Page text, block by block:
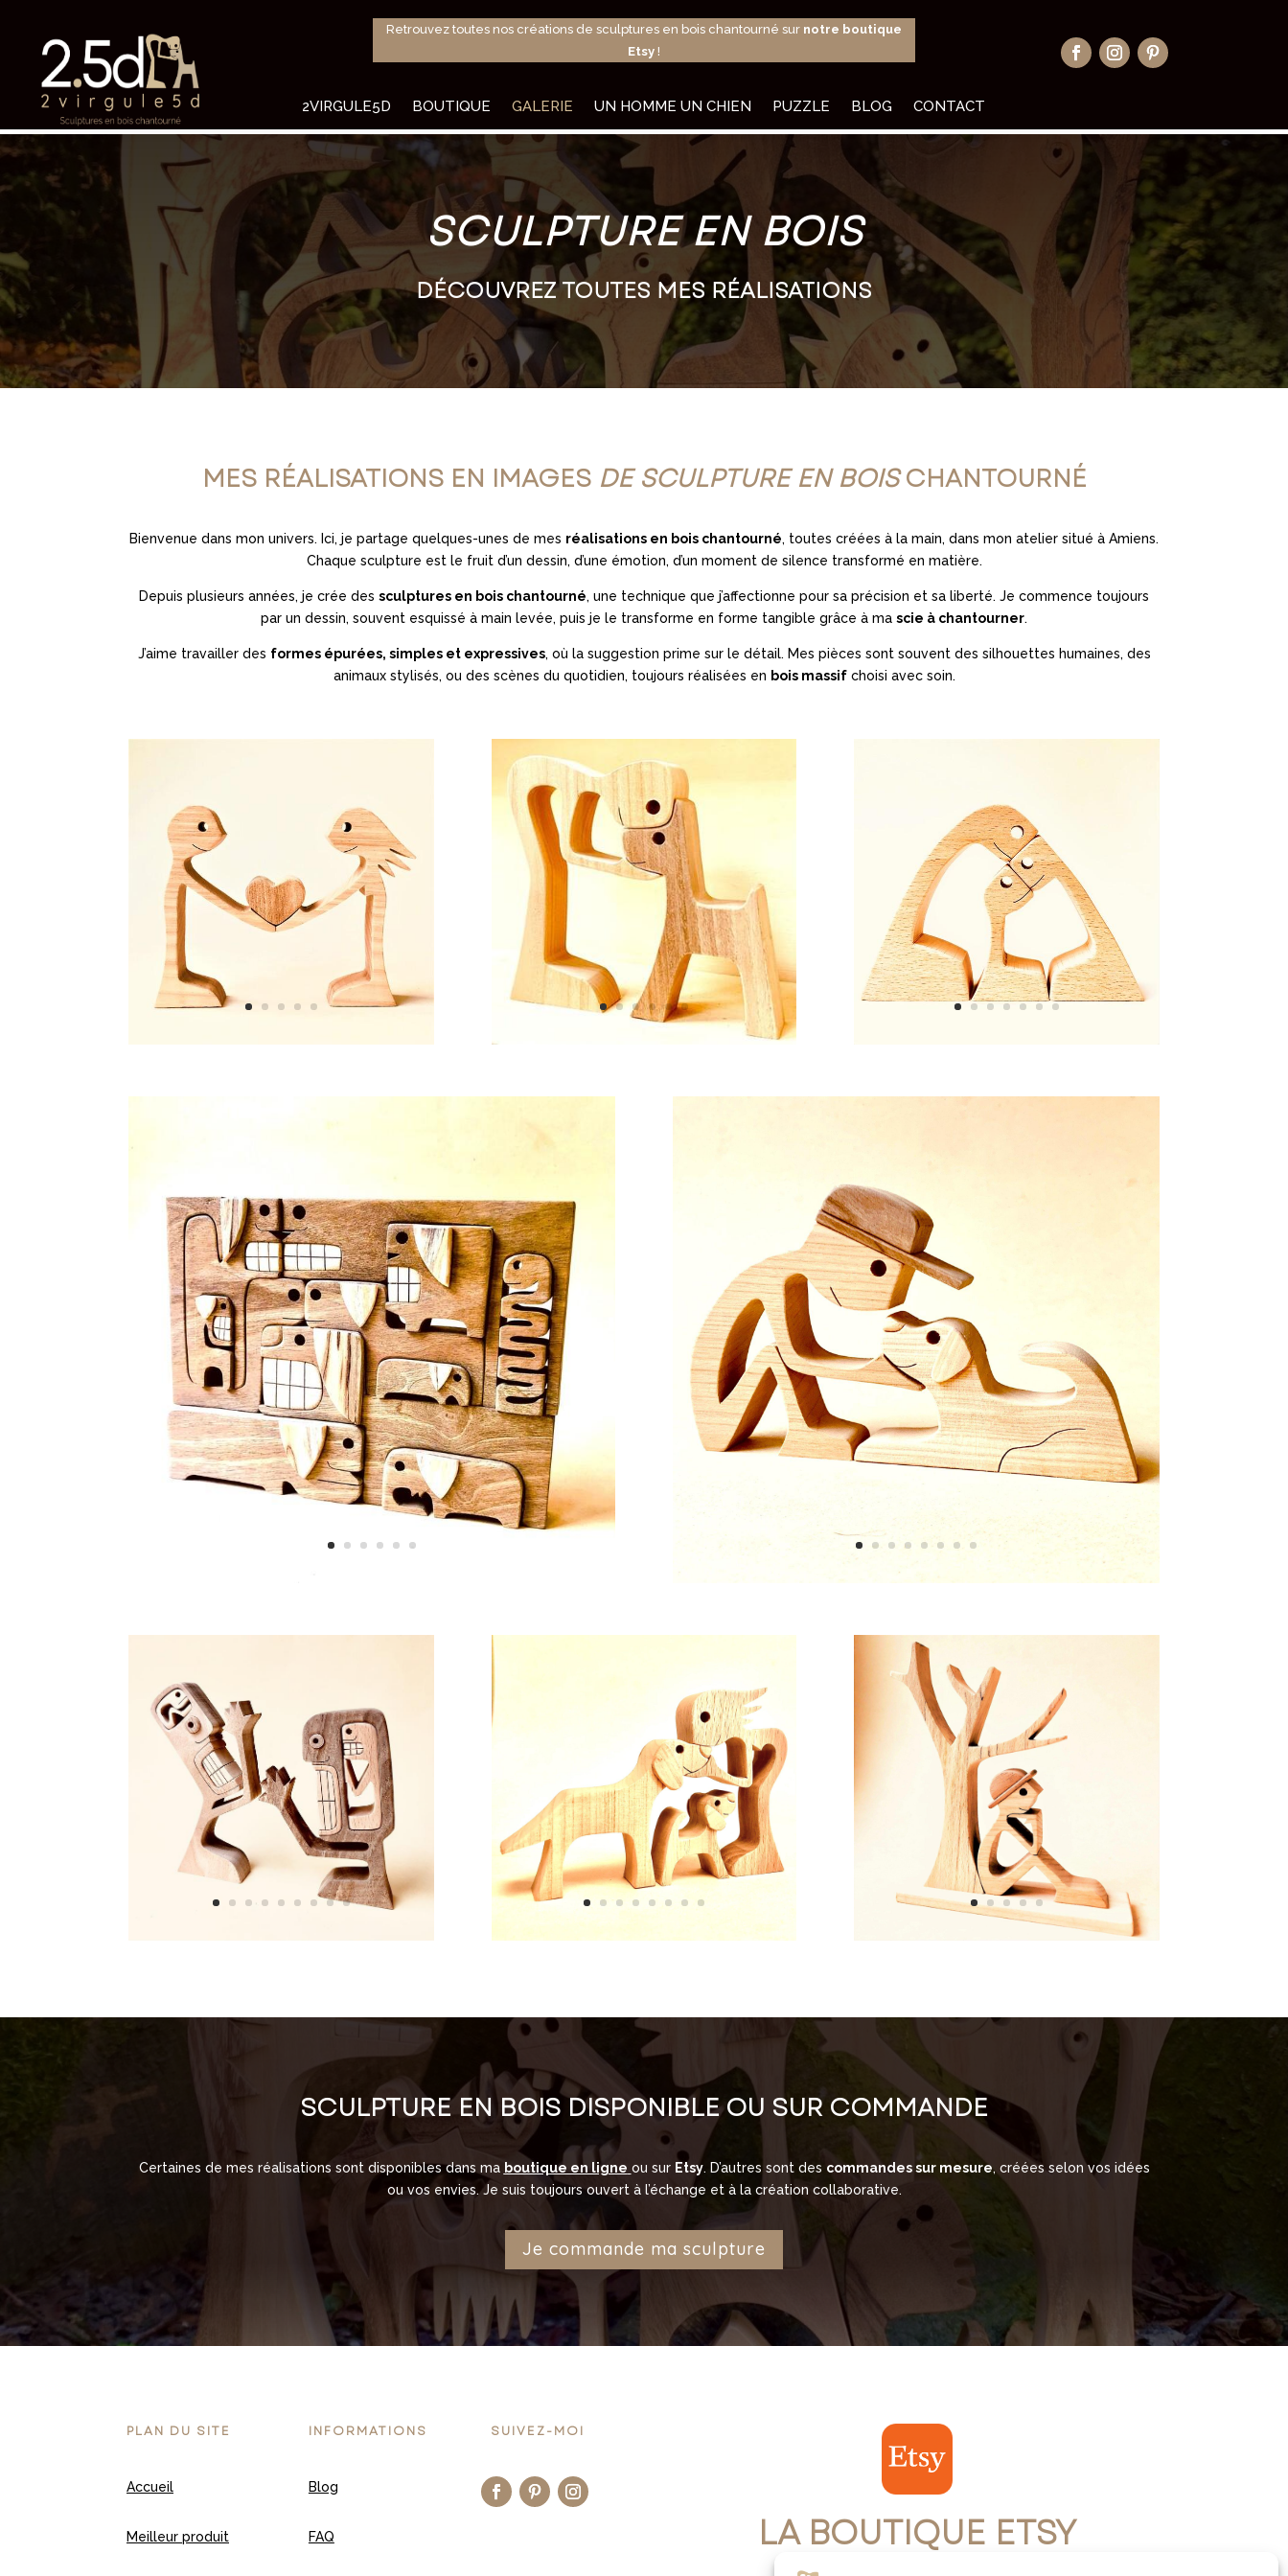
Retrouvez toutes nos créations de sculptures en bois chantourné sur notre boutique
Etsy !
2VIRGULE5D BOUTIQUE GALERIE UN HOMME UN CHIEN PUZZLE BLOG CONTACT
SCULPTURE EN BOIS
DÉCOUVREZ TOUTES MES RÉALISATIONS
MES RÉALISATIONS EN IMAGES DE SCULPTURE EN BOISCHANTOURNÉ
Bienvenue dans mon univers. Ici, je partage quelques-unes de mes réalisations en bois chantourné, toutes créées à la main, dans mon atelier situé à Amiens.
Chaque sculpture est le fruit d’un dessin, d’une émotion, d’un moment de silence transformé en matière.
Depuis plusieurs années, je crée des sculptures en bois chantourné, une technique que j’affectionne pour sa précision et sa liberté. Je commence toujours
par un dessin, souvent esquissé à main levée, puis je le transforme en forme tangible grâce à ma scie à chantourner.
J’aime travailler des formes épurées, simples et expressives, où la suggestion prime sur le détail. Mes pièces sont souvent des silhouettes humaines, des
animaux stylisés, ou des scènes du quotidien, toujours réalisées en bois massifchoisi avec soin.
SCULPTURE EN BOIS DISPONIBLE OU SUR COMMANDE
Certaines de mes réalisations sont disponibles dans ma boutique en ligne ou sur Etsy. D’autres sont des commandes sur mesure, créées selon vos idées
ou vos envies. Je suis toujours ouvert à l’échange et à la création collaborative.
Je commande ma sculpture
PLAN DU SITE
Accueil
Meilleur produit
INFORMATIONS
Blog
FAQ
SUIVEZ-MOI
LA BOUTIQUE ETSY